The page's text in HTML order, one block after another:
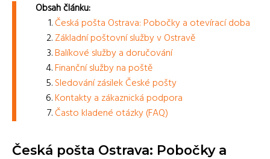
Obsah článku:
Česká pošta Ostrava: Pobočky a otevírací doba
Základní poštovní služby v Ostravě
Balíkové služby a doručování
Finanční služby na poště
Sledování zásilek České pošty
Kontakty a zákaznická podpora
Často kladené otázky (FAQ)
Česká pošta Ostrava: Pobočky a